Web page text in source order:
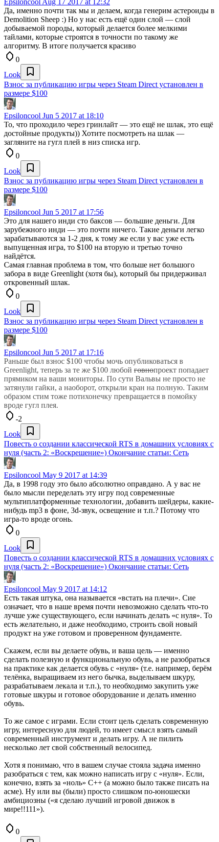
Epsiloncool Aug 17 2017 at 12:32
Да, именно почти так мы и делаем, когда генерим астероиды в
Demolition Sheep :) Но у нас есть ещё один слой — слой
добываемой породы, который делается более мелкими
тайлами, которые строятся в точности по такому же
алгоритму. В итоге получается красиво
0
Look
Взнос за публикацию игры через Steam Direct установлен в
размере $100
Epsiloncool Jun 5 2017 at 18:10
То, что проходило через гринлайт — это ещё не шлак, это ещё
достойные продукты)) Хотите посмотреть на шлак —
загляните на гугл плей в низ списка игр.
0
Look
Взнос за публикацию игры через Steam Direct установлен в
размере $100
Epsiloncool Jun 5 2017 at 17:56
Это для нашего инди сто баксов — большие деньги. Для
зарубежного инди — это почти ничего. Такие деньги легко
зарабатываются за 1-2 дня, к тому же если у вас уже есть
выпущенная игра, то $100 на вторую и третью точно
найдётся.
Самая главная проблема в том, что больше нет большого
забора в виде Greenlight (хотя бы), который бы придерживал
откровенный шлак.
0
Look
Взнос за публикацию игры через Steam Direct установлен в
размере $100
Epsiloncool Jun 5 2017 at 17:16
Раньше был взнос $100 чтобы мочь опубликоваться в
Greenlight, теперь за те же $100 любой говнопроект попадает
прямиком на ваши мониторы. По сути Вальвы не просто не
затянули гайки, а наоборот, открыли кран на полную. Таким
образом стим тоже потихонечку превращается в помойку
вроде гугл плея.
-2
Look
Повесть о создании классической RTS в домашних условиях с
нуля (часть 2: «Воскрешение») Окончание статьи: Сеть
Epsiloncool May 9 2017 at 14:39
Да, в 1998 году это было абсолютно оправдано. А у вас не
было мысли переделать эту игру под современные
мультиплатформенные технологии, добавить шейдеры, какие-
нибудь mp3 в фоне, 3d-звук, освещение и т.п.? Потому что
игра-то вроде огонь.
0
Look
Повесть о создании классической RTS в домашних условиях с
нуля (часть 2: «Воскрешение») Окончание статьи: Сеть
Epsiloncool May 9 2017 at 14:12
Есть такая штука, она называется «встать на плечи». Сие
означает, что в наше время почти невозможно сделать что-то
лучше уже существующего, если начинать делать «с нуля». То
есть желательно, и даже необходимо, строить свой новый
продукт на уже готовом и проверенном фундаменте.
Скажем, если вы делаете обувь, и ваша цель — именно
сделать полезную и функциональную обувь, а не разобраться
на практике как делается обувь с «нуля» (т.е. например, берём
телёнка, выращиваем из него бычка, выделываем шкуру,
разрабатываем лекала и т.п.), то необходимо закупить уже
готовые шкуры и готовое оборудование и делать именно
обувь.
То же самое с играми. Если стоит цель сделать современную
игру, интересную для людей, то имеет смысл взять самый
современный инструмент и делать игру. А не пилить
несколько лет свой собственный велосипед.
Хотя я понимаю, что в вашем случае стояла задача именно
разобраться с тем, как можно написать игру с «нуля». Если,
конечно, взять за «ноль» С++ (а можно было также писать на
асме). Ну или вы (были) просто слишком по-юношески
амбициозны («я сделаю лучший игровой движок в
мире!!111»).
0